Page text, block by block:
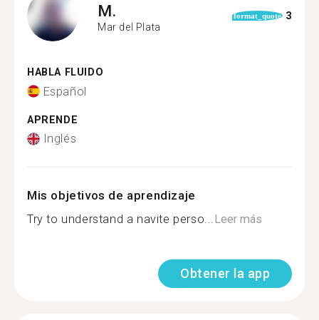
M.
Mar del Plata
format_quote 3
HABLA FLUIDO
Español
APRENDE
Inglés
Mis objetivos de aprendizaje
Try to understand a navite perso...Leer más
Obtener la app